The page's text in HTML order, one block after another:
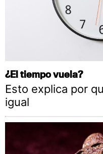
¿El tiempo vuela?
Esto explica por
igual